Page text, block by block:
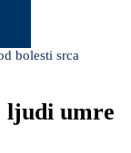
bolesti srca
ljudi umre